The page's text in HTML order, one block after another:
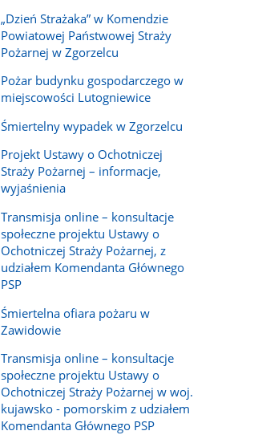
„Dzień Strażaka” w Komendzie
Powiatowej Państwowej Straży
Pożarnej w Zgorzelcu
Pożar budynku gospodarczego w
miejscowości Lutogniewice
Śmiertelny wypadek w Zgorzelcu
Projekt Ustawy o Ochotniczej
Straży Pożarnej – informacje,
wyjaśnienia
Transmisja online – konsultacje
społeczne projektu Ustawy o
Ochotniczej Straży Pożarnej, z
udziałem Komendanta Głównego
PSP
Śmiertelna ofiara pożaru w
Zawidowie
Transmisja online – konsultacje
społeczne projektu Ustawy o
Ochotniczej Straży Pożarnej w woj.
kujawsko - pomorskim z udziałem
Komendanta Głównego PSP